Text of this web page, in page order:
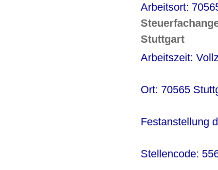
Arbeitsort:
Stuttgart
Arbeitszeit:
Ort: 70565
Festanstellung
Stellencode: